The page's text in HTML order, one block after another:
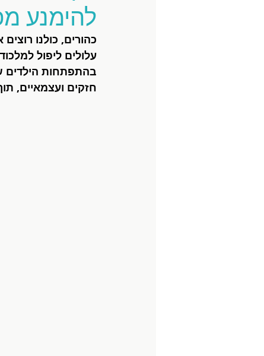
להימנע
כהורים, כולנו
עלולים ליפול
בהתפתחות הילדים
חזקים ועצמאיים,